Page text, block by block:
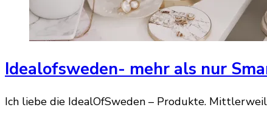
Idealofsweden- mehr als nur
Ich liebe die IdealOfSweden – Produkte.